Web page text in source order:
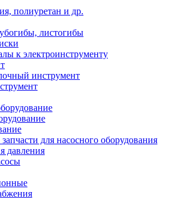
полиуретан и др.
листогибы
к электроинструменту
инструмент
для насосного оборудования
давления